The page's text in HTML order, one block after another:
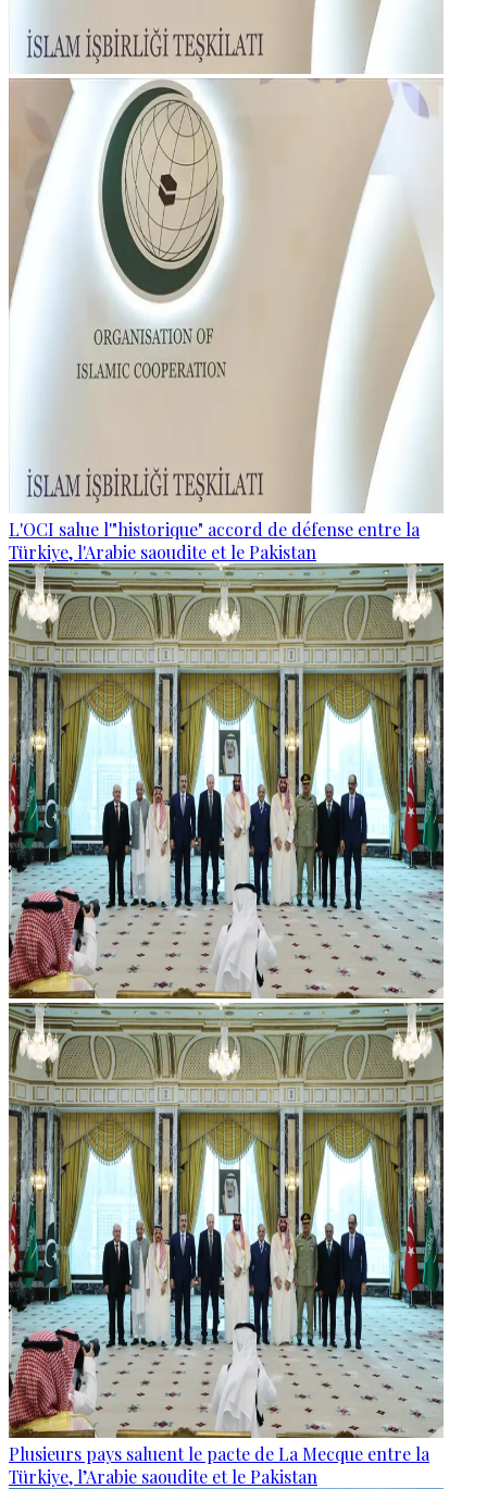
L'OCI salue l'"historique" accord de défense entre la
Türkiye, l'Arabie saoudite et le Pakistan
Plusieurs pays saluent le pacte de La Mecque entre la
Türkiye, l’Arabie saoudite et le Pakistan